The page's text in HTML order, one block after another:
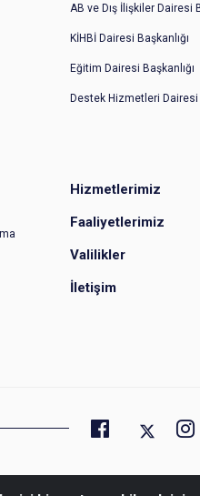
AB ve Dış İlişkiler Dairesi
KİHBİ Dairesi Başkanlığı
Eğitim Dairesi Başkanlığı
Destek Hizmetleri Dairesi
Hizmetlerimiz
Faaliyetlerimiz
Valilikler
İletişim